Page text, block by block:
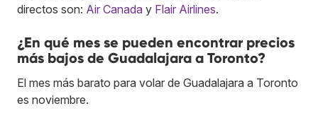
directos son: Air Canada y Flair Airlines.
¿En qué mes se pueden encontrar precios
más bajos de Guadalajara a Toronto?
El mes más barato para volar de Guadalajara a Toronto
es noviembre.